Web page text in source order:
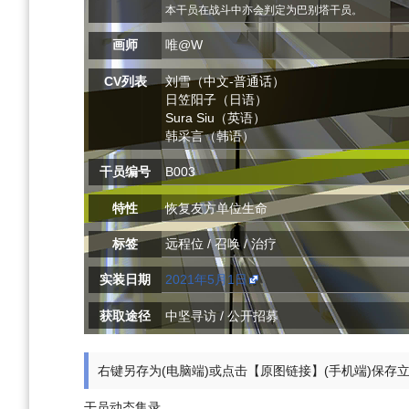
本干员在战斗中亦会判定为巴别塔干员。
画师 唯@W
CV列表
刘雪（中文-普通话）
日笠阳子（日语）
Sura Siu（英语）
韩采言（韩语）
干员编号 B003
特性 恢复友方单位生命
标签 远程位 / 召唤 / 治疗
实装日期 2021年5月1日
获取途径 中坚寻访 / 公开招募
右键另存为(电脑端)或点击【原图链接】(手机端)保存